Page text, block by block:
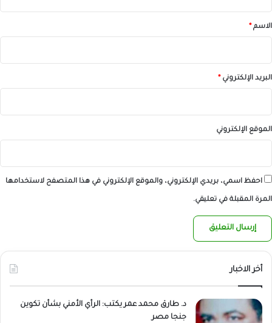
*الاسم *
البريد الإلكتروني *
الموقع الإلكتروني
احفظ اسمي، بريدي الإلكتروني، والموقع الإلكتروني في هذا المتصفح لاستخدامها
المرة المقبلة في تعليقي.
أخر الاخبار
د. طارق محمد عمر يكتب: الرأي الأمني بشأن تكوين
جنجا مصر